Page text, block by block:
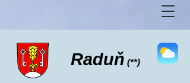
Raduň (**)